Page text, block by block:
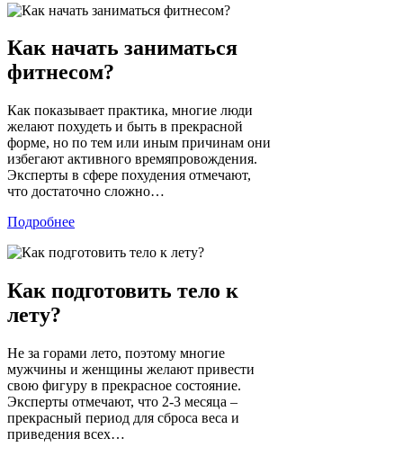
Как начать заниматься
фитнесом?
Как показывает практика, многие люди
желают похудеть и быть в прекрасной
форме, но по тем или иным причинам они
избегают активного времяпровождения.
Эксперты в сфере похудения отмечают,
что достаточно сложно…
Подробнее
Как подготовить тело к
лету?
Не за горами лето, поэтому многие
мужчины и женщины желают привести
свою фигуру в прекрасное состояние.
Эксперты отмечают, что 2-3 месяца –
прекрасный период для сброса веса и
приведения всех…